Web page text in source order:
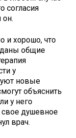
согласия
он.
и хорошо, что
общие
у
новые
объяснить
у него
свое душевное
врач.